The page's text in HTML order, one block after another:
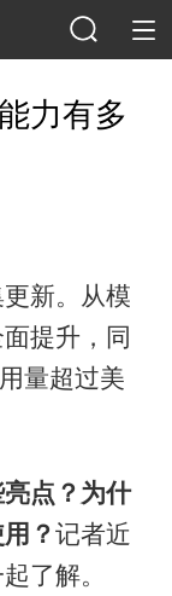
力有多
新。从模
提升，同
量超过美
点？ 为什
？ 记者近
了解。